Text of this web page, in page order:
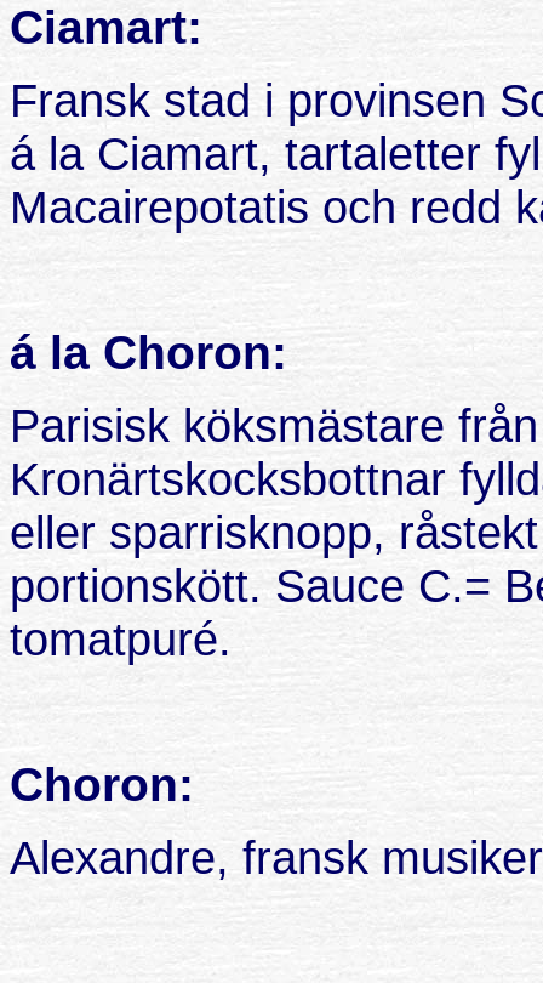
Ciamart:
Fransk stad i provinsen
á la Ciamart, tartaletter
Macairepotatis och redd
á la Choron:
Parisisk köksmästare
Kronärtskocksbottnar
eller sparrisknopp,
portionskött. Sauce C.=
tomatpuré.
Choron:
Alexandre, fransk